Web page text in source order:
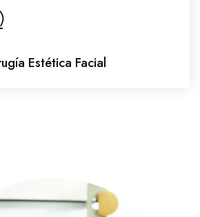
Estética Facial